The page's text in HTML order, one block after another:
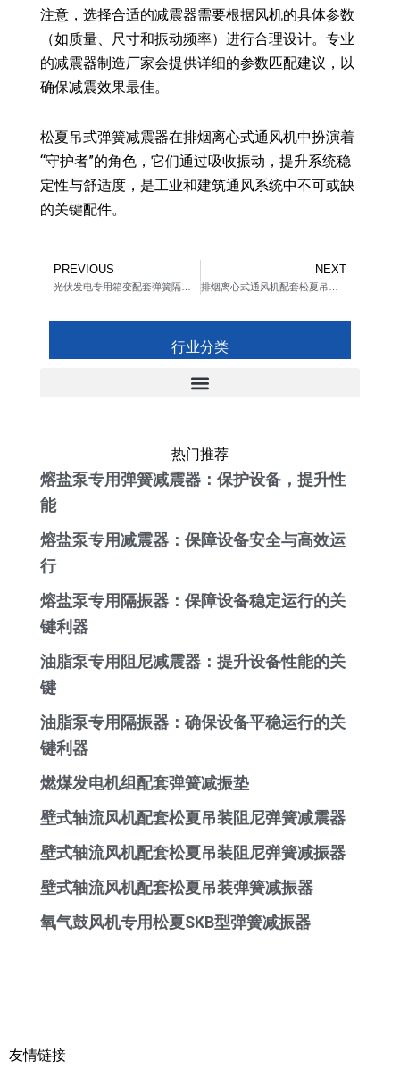
注意，选择合适的减震器需要根据风机的具体参数
（如质量、尺寸和振动频率）进行合理设计。专业
的减震器制造厂家会提供详细的参数匹配建议，以
确保减震效果最佳。
松夏吊式弹簧减震器在排烟离心式通风机中扮演着
“守护者”的角色，它们通过吸收振动，提升系统稳
定性与舒适度，是工业和建筑通风系统中不可或缺
的关键配件。
Prev
PREVIOUS NEXT
行业分类
热门推荐
熔盐泵专用弹簧减震器：保护设备，提升性
能
熔盐泵专用减震器：保障设备安全与高效运
行
熔盐泵专用隔振器：保障设备稳定运行的关
键利器
油脂泵专用阻尼减震器：提升设备性能的关
键
油脂泵专用隔振器：确保设备平稳运行的关
键利器
燃煤发电机组配套弹簧减振垫
壁式轴流风机配套松夏吊装阻尼弹簧减震器
壁式轴流风机配套松夏吊装阻尼弹簧减振器
壁式轴流风机配套松夏吊装弹簧减振器
氧气鼓风机专用松夏SKB型弹簧减振器
友情链接